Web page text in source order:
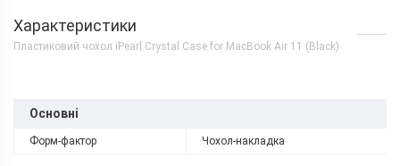
Характеристики
Пластиковий чохол iPearl Crystal Case for MacBook Air 11 (Black)
Основні
Форм-фактор Чохол-накладка